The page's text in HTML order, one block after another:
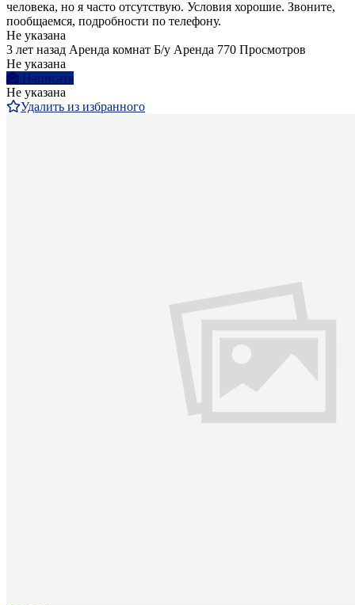
человека, но я часто отсутствую. Условия хорошие. Звоните,
пообщаемся, подробности по телефону.
Не указана
3 лет назад Аренда комнат Б/у Аренда 770 Просмотров
Не указана
Написать
Не указана
Удалить из избранного